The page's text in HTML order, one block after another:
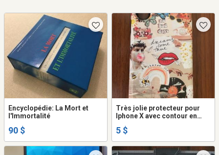
Encyclopédie: La Mort et
l'Immortalité
90 $
Très jolie protecteur pour
Iphone X avec contour en
5 $